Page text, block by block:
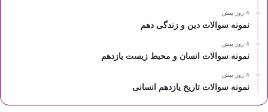
4 روز پیش
نمونه سوالات دین و زندگی دهم
4 روز پیش
نمونه سوالات انسان و محیط زیست یازدهم
4 روز پیش
نمونه سوالات تاریخ یازدهم انسانی